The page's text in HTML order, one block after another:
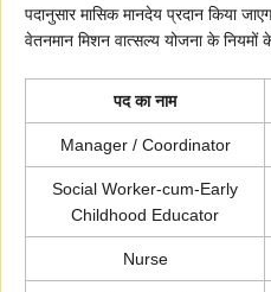
पदानुसार मासिक मानदेय प्रदान किया
वेतनमान मिशन वात्सल्य योजना के नियमों
पद का नाम
Manager / Coordinator
Social Worker-cum-Early
Childhood Educator
Nurse